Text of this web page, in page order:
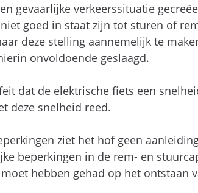
gevaarlijke verkeerssituatie
goed in staat zijn tot sturen of
deze stelling aannemelijk te
onvoldoende geslaagd.
dat de elektrische fiets een
deze snelheid reed.
ziet het hof geen
beperkingen in de rem- en
hebben gehad op het ontstaan